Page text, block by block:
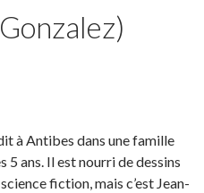
à Antibes dans une famille
5 ans. Il est nourri de dessins
fiction, mais c’est Jean-